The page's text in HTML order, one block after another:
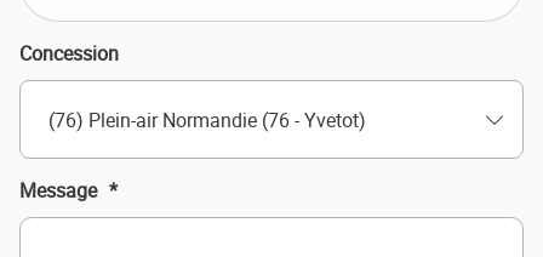
Concession
(76) Plein-air Normandie (76 - Yvetot)
Message *